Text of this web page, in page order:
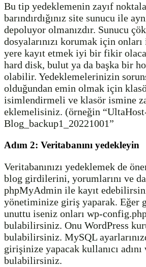
Bu tip yedeklemenin zayıf
barındırdığınız site sunucu ile
depoluyor olmanızdır. Sunucu
dosyalarınızı korumak için
yere kayıt etmek iyi bir fikir
hard disk, bulut ya da başka bir
olabilir. Yedeklemelerinizin
olduğundan emin olmak için
isimlendirmeli ve klasör ismine
eklemelisiniz. (örneğin
Blog_backup1_20221001”
Adım 2: Veritabanını yedekleyin
Veritabanınızı yedeklemek de
blog girdilerini, yorumlarını ve
phpMyAdmin ile kayıt
yönetiminize giriş yaparak.
unuttu iseniz onları wp-config.php
bulabilirsiniz. Onu WordPress
bulabilirsiniz. MySQL
girişinize yapacak kullanıcı
bulabilirsiniz.